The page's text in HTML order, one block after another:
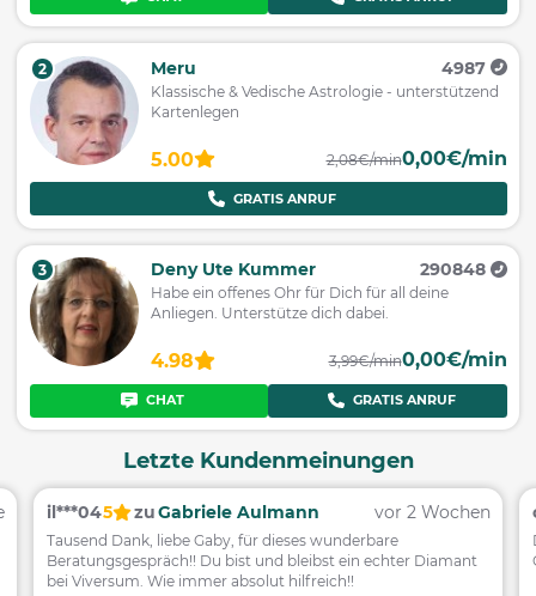
Letzte Kundenmeinungen
il***045 zuGabriele Aulmann vor 2 Wochen
Tausend Dank, liebe Gaby, für dieses wunderbare
Beratungsgespräch!! Du bist und bleibst ein echter Diamant
bei Viversum. Wie immer absolut hilfreich!!
2 Meru 4987
Klassische & Vedische Astrologie - unterstützend
Kartenlegen
5.00 2,08€/min0,00€/min
GRATIS ANRUF
3 Deny Ute Kummer 290848
Habe ein offenes Ohr für Dich für all deine
Anliegen. Unterstütze dich dabei.
4.98 3,99€/min0,00€/min
CHAT GRATIS ANRUF